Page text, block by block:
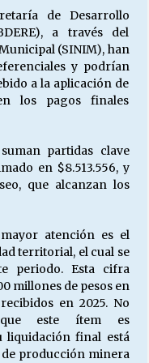
a 135 años. “La
Our Souls (Salvar
de la riqueza
de Desarrollo
a través del
(SINIM), han
y podrían
a la aplicación de
los pagos finales
partidas clave
en $8.513.556, y
que alcanzan los
atención es el
territorial, el cual se
periodo. Esta cifra
millones de pesos en
en 2025. No
que este ítem es
liquidación final está
de producción minera